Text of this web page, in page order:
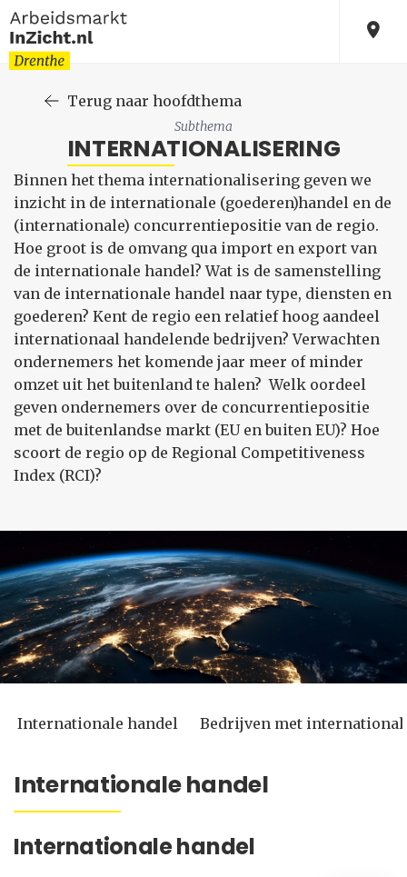
Terug naar hoofdthema
Subthema
INTERNATIONALISERING
Binnen het thema internationalisering geven we
inzicht in de internationale (goederen)handel en de
(internationale) concurrentiepositie van de regio.
Hoe groot is de omvang qua import en export van
de internationale handel? Wat is de samenstelling
van de internationale handel naar type, diensten en
goederen? Kent de regio een relatief hoog aandeel
internationaal handelende bedrijven? Verwachten
ondernemers het komende jaar meer of minder
omzet uit het buitenland te halen? Welk oordeel
geven ondernemers over de concurrentiepositie
met de buitenlandse markt (EU en buiten EU)? Hoe
scoort de regio op de Regional Competitiveness
Index (RCI)?
Internationale handel Bedrijven met
Internationale handel
Internationale handel